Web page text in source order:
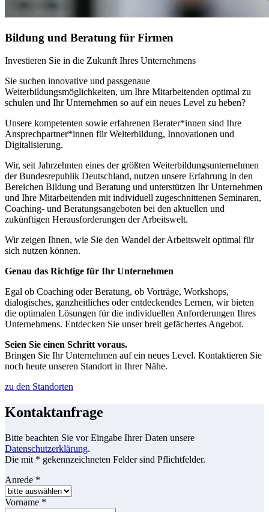
Bildung und Beratung für Firmen
Investieren Sie in die Zukunft Ihres Unternehmens
Sie suchen innovative und passgenaue
Weiterbildungsmöglichkeiten, um Ihre Mitarbeitenden optimal zu
schulen und Ihr Unternehmen so auf ein neues Level zu heben?
Unsere kompetenten sowie erfahrenen Berater*innen sind Ihre
Ansprechpartner*innen für Weiterbildung, Innovationen und
Digitalisierung.
Wir, seit Jahrzehnten eines der größten Weiterbildungsunternehmen
der Bundesrepublik Deutschland, nutzen unsere Erfahrung in den
Bereichen Bildung und Beratung und unterstützen Ihr Unternehmen
und Ihre Mitarbeitenden mit individuell zugeschnittenen Seminaren,
Coaching- und Beratungsangeboten bei den aktuellen und
zukünftigen Herausforderungen der Arbeitswelt.
Wir zeigen Ihnen, wie Sie den Wandel der Arbeitswelt optimal für
sich nutzen können.
Genau das Richtige für Ihr Unternehmen
Egal ob Coaching oder Beratung, ob Vorträge, Workshops,
dialogisches, ganzheitliches oder entdeckendes Lernen, wir bieten
die optimalen Lösungen für die individuellen Anforderungen Ihres
Unternehmens. Entdecken Sie unser breit gefächertes Angebot.
Seien Sie einen Schritt voraus.
Bringen Sie Ihr Unternehmen auf ein neues Level. Kontaktieren Sie
noch heute unseren Standort in Ihrer Nähe.
zu den Standorten
Kontaktanfrage
Bitte beachten Sie vor Eingabe Ihrer Daten unsere
Datenschutzerklärung.
Die mit * gekennzeichneten Felder sind Pflichtfelder.
Anrede *
Vorname *